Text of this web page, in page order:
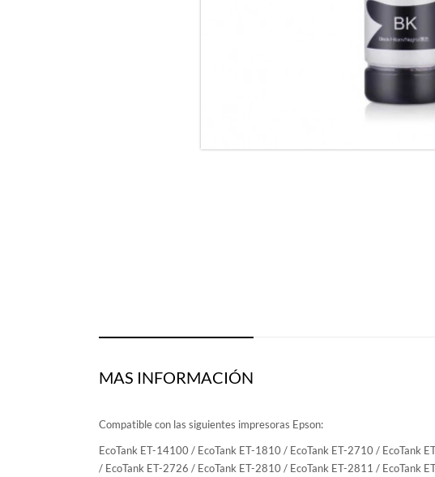
MAS INFORMACIÓN
Compatible con las siguientes impresoras Epson:
EcoTank ET-14100 / EcoTank ET-1810 / EcoTank ET-2710 / EcoTank
/ EcoTank ET-2726 / EcoTank ET-2810 / EcoTank ET-2811 / EcoTank